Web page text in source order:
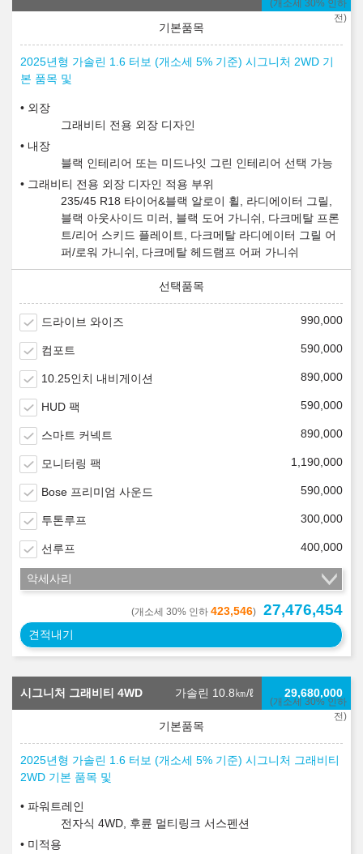
(개소세 30% 인하
전)
2025년형 가솔린 1.6 터보 (개소세 5% 기준) 시그니처 2WD 기
본 품목 및
외장
그래비티 전용 외장 디자인
내장
블랙 인테리어 또는 미드나잇 그린 인테리어 선택 가능
그래비티 전용 외장 디자인 적용 부위
235/45 R18 타이어&블랙 알로이 휠, 라디에이터 그릴,
블랙 아웃사이드 미러, 블랙 도어 가니쉬, 다크메탈 프론
트/리어 스키드 플레이트, 다크메탈 라디에이터 그릴 어
퍼/로워 가니쉬, 다크메탈 헤드램프 어퍼 가니쉬
드라이브 와이즈 990,000
컴포트 590,000
10.25인치 내비게이션 890,000
HUD 팩 590,000
스마트 커넥트 890,000
모니터링 팩 1,190,000
Bose 프리미엄 사운드 590,000
투톤루프 300,000
선루프 400,000
악세사리
(개소세 30% 인하 423,546) 27,476,454
견적내기
시그니처 그래비티 4WD 가솔린 10.8㎞/ℓ
(개소세 30% 인하
전)
29,680,000
2025년형 가솔린 1.6 터보 (개소세 5% 기준) 시그니처 그래비티
2WD 기본 품목 및
파워트레인
전자식 4WD, 후륜 멀티링크 서스펜션
미적용